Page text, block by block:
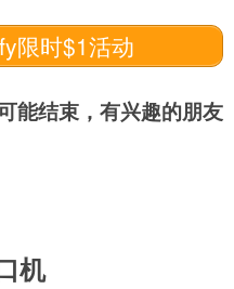
限时$1活动
能结束，有兴趣的朋友
机